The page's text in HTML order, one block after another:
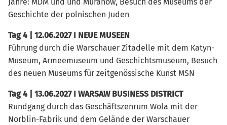
Jahre: MDM und und Muranów, Besuch des Museums der
Geschichte der polnischen Juden
Tag 4 | 12.06.2027 I NEUE MUSEEN
Führung durch die Warschauer Zitadelle mit dem Katyn-
Museum, Armeemuseum und Geschichtsmuseum, Besuch
des neuen Museums für zeitgenössische Kunst MSN
Tag 4 | 13.06.2027 I WARSAW BUSINESS DISTRICT
Rundgang durch das Geschäftszenrum Wola mit der
Norblin-Fabrik und dem Gelände der Warschauer